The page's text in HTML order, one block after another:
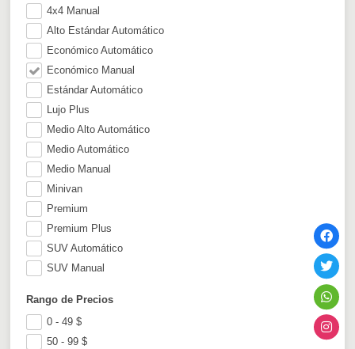
4x4 Manual
Alto Estándar Automático
Económico Automático
Económico Manual
Estándar Automático
Lujo Plus
Medio Alto Automático
Medio Automático
Medio Manual
Minivan
Premium
Premium Plus
SUV Automático
SUV Manual
Rango de Precios
0 - 49$
50 - 99$